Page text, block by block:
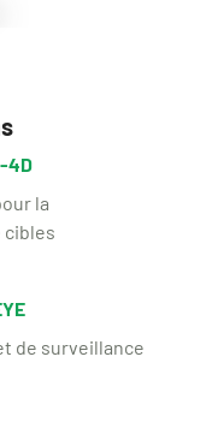
4D
la
cibles
de surveillance